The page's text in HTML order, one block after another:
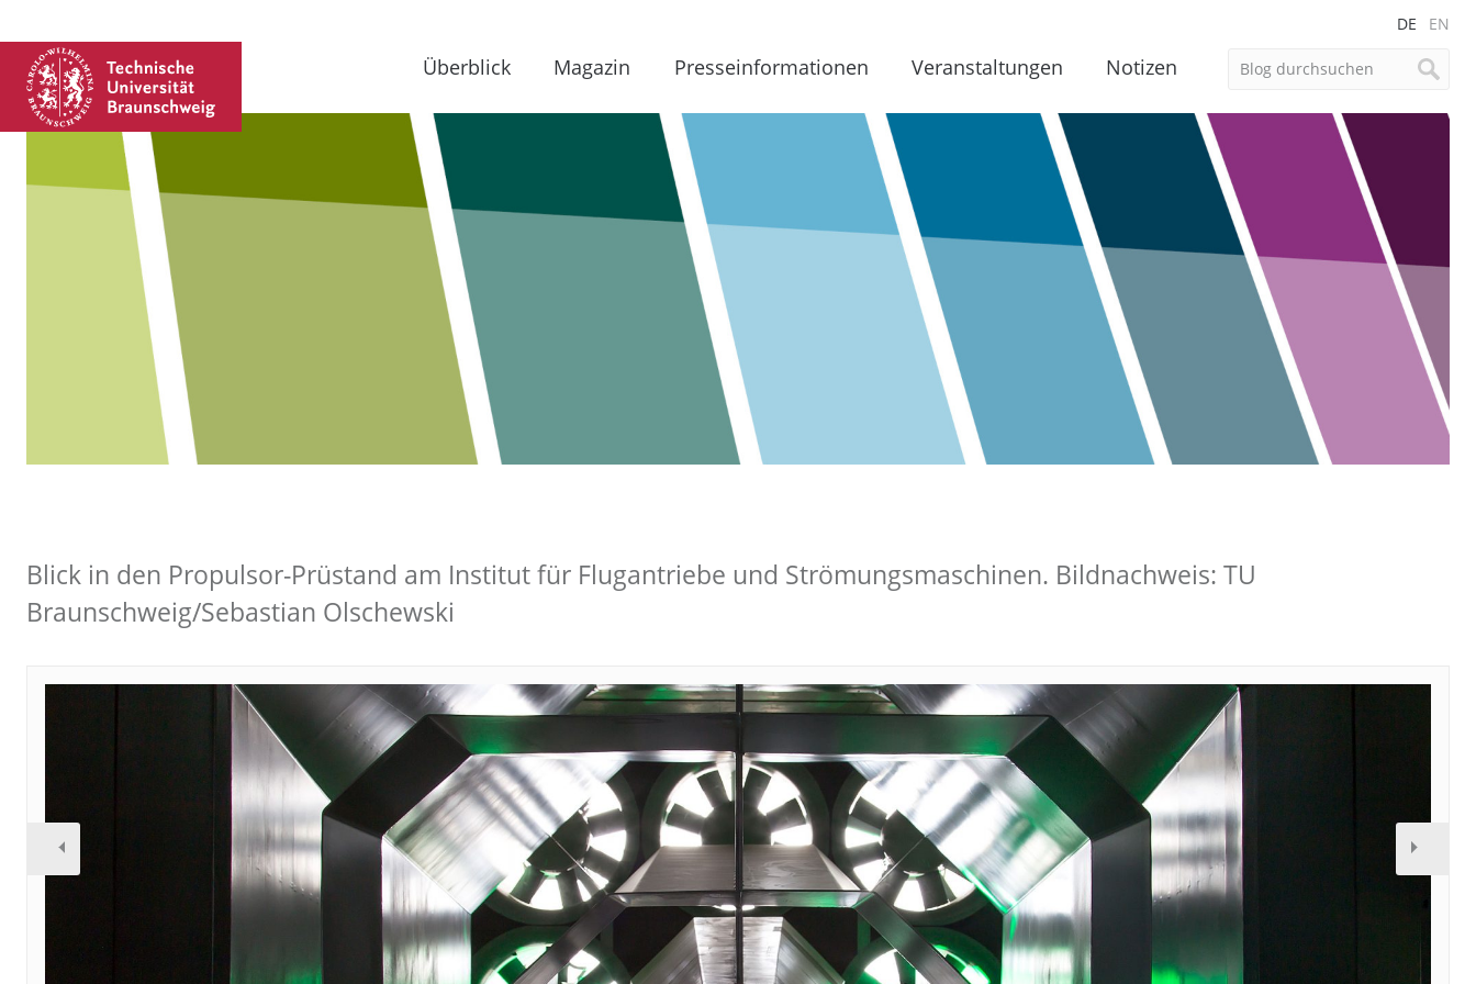
DE EN
Überblick Magazin Presseinformationen Veranstaltungen Notizen
Blick in den Propulsor-Prüstand am Institut für Flugantriebe und Strömungsmaschinen. Bildnachweis: TU
Braunschweig/Sebastian Olschewski